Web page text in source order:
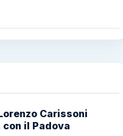
Carissoni
il Padova